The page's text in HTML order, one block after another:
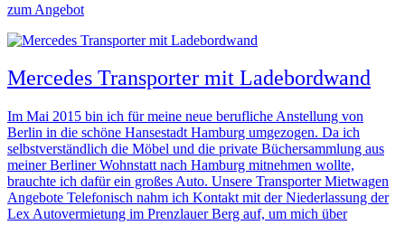
zum Angebot
Mercedes Transporter mit Ladebordwand
Im Mai 2015 bin ich für meine neue berufliche Anstellung von
Berlin in die schöne Hansestadt Hamburg umgezogen. Da ich
selbstverständlich die Möbel und die private Büchersammlung aus
meiner Berliner Wohnstatt nach Hamburg mitnehmen wollte,
brauchte ich dafür ein großes Auto. Unsere Transporter Mietwagen
Angebote Telefonisch nahm ich Kontakt mit der Niederlassung der
Lex Autovermietung im Prenzlauer Berg auf, um mich über